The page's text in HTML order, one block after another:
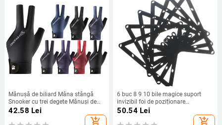
Mănușă de biliard Mâna stângă
Snooker cu trei degete Mănuși de
biliard Autocolante anti-alunecare
Elasticitate Mănuși de biliard moi și
42.58 Lei
add_shopping_cart
6 buc 8 9 10 bile magice suport
invizibil foi de poziționare
instrument tac de biliard sala de
biliard pentru accesoriu individual
50.54Lei
add_shopping_cart